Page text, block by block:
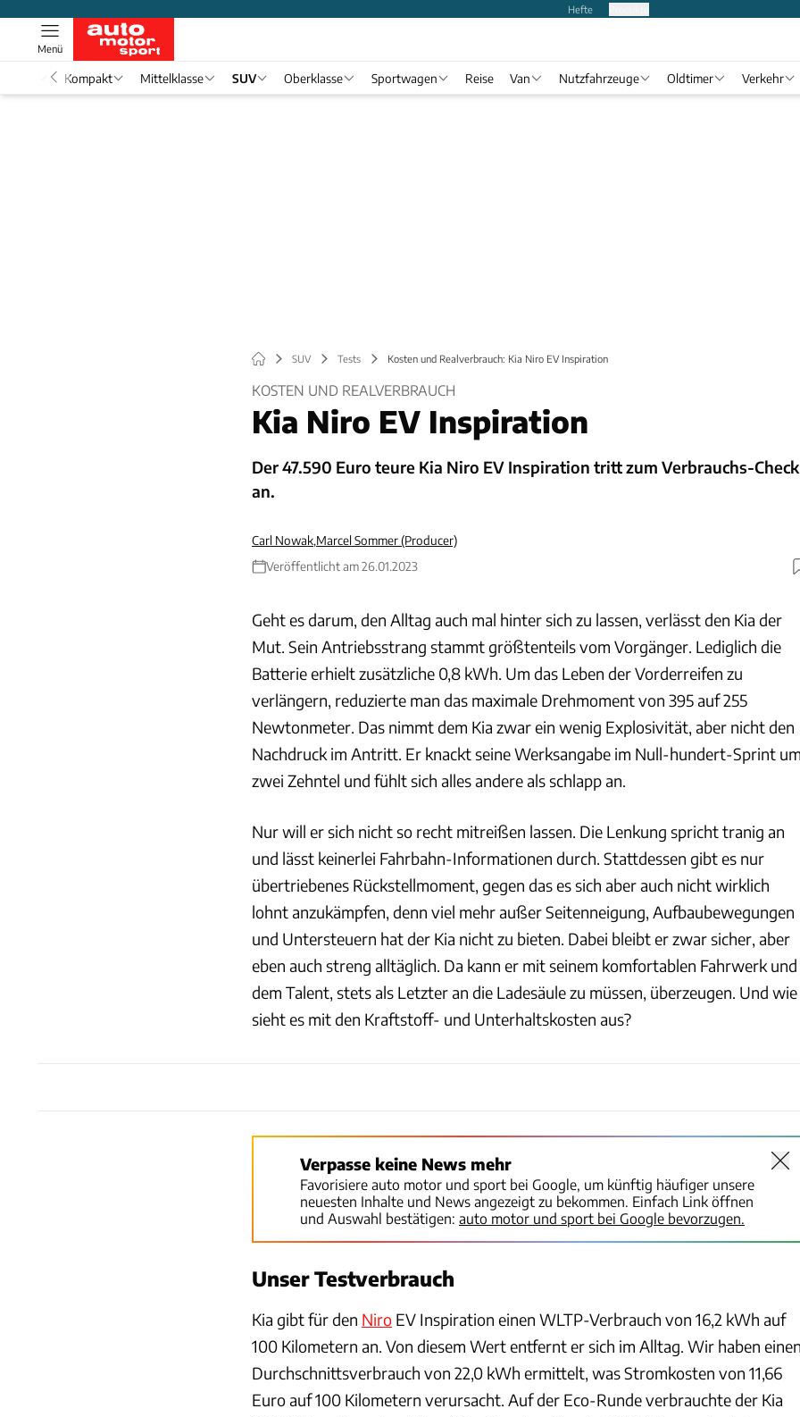
Hefte
Menü
Kompakt Mittelklasse SUV Oberklasse Sportwagen Reise Van Nutzfahrzeuge Oldtimer Verkehr
SUV Tests Kosten und Realverbrauch: Kia Niro EV Inspiration
KOSTEN UND REALVERBRAUCH
Kia Niro EV Inspiration
Der 47.590 Euro teure Kia Niro EV Inspiration tritt zum Verbrauchs-Check
an.
Carl Nowak,Marcel Sommer (Producer)
Veröffentlicht am 26.01.2023
Geht es darum, den Alltag auch mal hinter sich zu lassen, verlässt den Kia der
Mut. Sein Antriebsstrang stammt größtenteils vom Vorgänger. Lediglich die
Batterie erhielt zusätzliche 0,8 kWh. Um das Leben der Vorderreifen zu
verlängern, reduzierte man das maximale Drehmoment von 395 auf 255
Newtonmeter. Das nimmt dem Kia zwar ein wenig Explosivität, aber nicht den
Nachdruck im Antritt. Er knackt seine Werksangabe im Null-hundert-Sprint
zwei Zehntel und fühlt sich alles andere als schlapp an.
Nur will er sich nicht so recht mitreißen lassen. Die Lenkung spricht tranig an
und lässt keinerlei Fahrbahn-Informationen durch. Stattdessen gibt es nur
übertriebenes Rückstellmoment, gegen das es sich aber auch nicht wirklich
lohnt anzukämpfen, denn viel mehr außer Seitenneigung, Aufbaubewegungen
und Untersteuern hat der Kia nicht zu bieten. Dabei bleibt er zwar sicher, aber
eben auch streng alltäglich. Da kann er mit seinem komfortablen Fahrwerk und
dem Talent, stets als Letzter an die Ladesäule zu müssen, überzeugen. Und wie
sieht es mit den Kraftstoff- und Unterhaltskosten aus?
Verpasse keine News mehr
Favorisiere auto motor und sport bei Google, um künftig häufiger unsere
neuesten Inhalte und News angezeigt zu bekommen. Einfach Link öffnen
und Auswahl bestätigen: auto motor und sport bei Google bevorzugen.
Unser Testverbrauch
Kia gibt für den Niro EV Inspiration einen WLTP-Verbrauch von 16,2 kWh auf
100 Kilometern an. Von diesem Wert entfernt er sich im Alltag. Wir haben
Durchschnittsverbrauch von 22,0 kWh ermittelt, was Stromkosten von 11,66
Euro auf 100 Kilometern verursacht. Auf der Eco-Runde verbrauchte der Kia